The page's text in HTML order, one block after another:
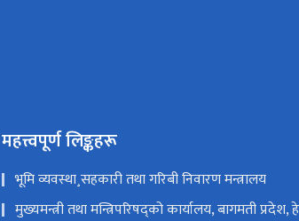
महत्त्वपूर्ण लिङ्कहरू
भूमि व्यवस्था¸सहकारी तथा गरिबी निवारण मन्त्रालय
मुख्यमन्त्री तथा मन्त्रिपरिषद्को कार्यालय, बागमती प्रदेश,